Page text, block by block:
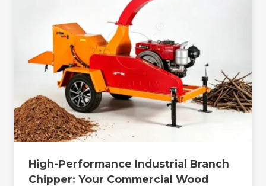
High-Performance Industrial Branch
Chipper: Your Commercial Wood